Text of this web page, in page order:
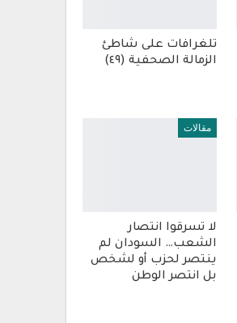
تلغرافات على شاطئ
الزمالة الصحفية (٤٩)
مقالات
لا تسرقوا انتصار
الشعب… السودان لم
ينتصر لحزب أو لشخص
بل انتصر الوطن